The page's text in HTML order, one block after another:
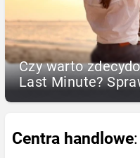
Czy warto
Last Minute?
Centra handlowe